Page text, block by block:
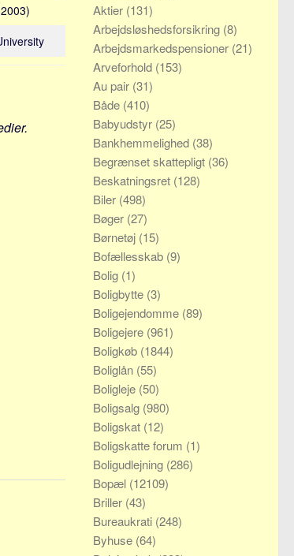
Aktier (131)
Arbejdsløshedsforsikring (8)
Arbejdsmarkedspensioner (21)
Arveforhold (153)
Au pair (31)
Både (410)
Babyudstyr (25)
Bankhemmelighed (38)
Begrænset skattepligt (36)
Beskatningsret (128)
Biler (498)
Bøger (27)
Børnetøj (15)
Bofællesskab (9)
Bolig (1)
Boligbytte (3)
Boligejendomme (89)
Boligejere (961)
Boligkøb (1844)
Boliglån (55)
Boligleje (50)
Boligsalg (980)
Boligskat (12)
Boligskatte forum (1)
Boligudlejning (286)
Bopæl (12109)
Briller (43)
Bureaukrati (248)
Byhuse (64)